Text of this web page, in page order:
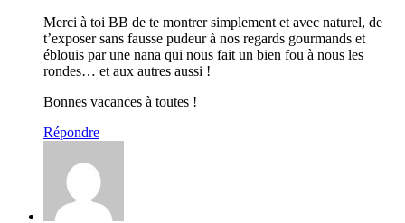
Merci à toi BB de te montrer simplement et avec naturel, de
t’exposer sans fausse pudeur à nos regards gourmands et
éblouis par une nana qui nous fait un bien fou à nous les
rondes… et aux autres aussi !
Bonnes vacances à toutes !
Répondre